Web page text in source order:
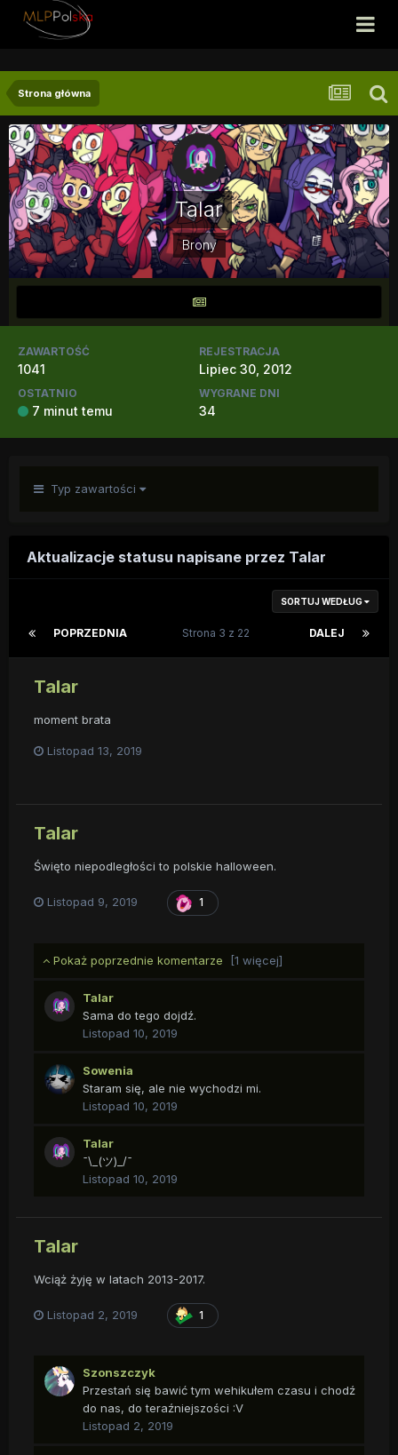
Strona główna
Talar
Brony
ZAWARTOŚĆ
1041
REJESTRACJA
Lipiec 30, 2012
OSTATNIO
7 minut temu
WYGRANE DNI
34
Typ zawartości
Aktualizacje statusu napisane przez Talar
SORTUJ WEDŁUG
POPRZEDNIA DALEJ
Strona 3 z 22
Talar
moment brata
Listopad 13, 2019
Talar
Święto niepodległości to polskie halloween.
Listopad 9, 2019 1
Pokaż poprzednie komentarze [1 więcej]
Talar
Sama do tego dojdź.
Listopad 10, 2019
Sowenia
Staram się, ale nie wychodzi mi.
Listopad 10, 2019
Talar
¯\_(ツ)_/¯
Listopad 10, 2019
Talar
Wciąż żyję w latach 2013-2017.
Listopad 2, 2019 1
Szonszczyk
Przestań się bawić tym wehikułem czasu i chodź
do nas, do teraźniejszości :V
Listopad 2, 2019